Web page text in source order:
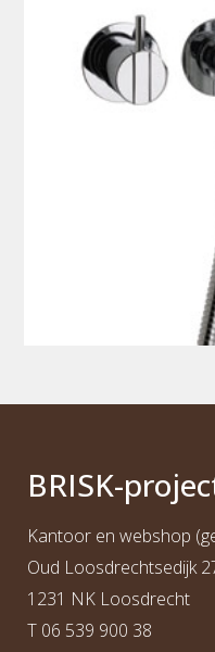
BRISK-
Kantoor en webshop
Oud Loosdrechtsedijk
1231 NK Loosdrecht
T 06 539 900 38